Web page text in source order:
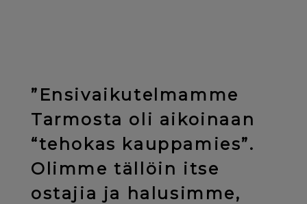
”Ensivaikutelmamme
Tarmosta oli aikoinaan
“tehokas kauppamies”.
Olimme tällöin itse
ostajia ja halusimme,